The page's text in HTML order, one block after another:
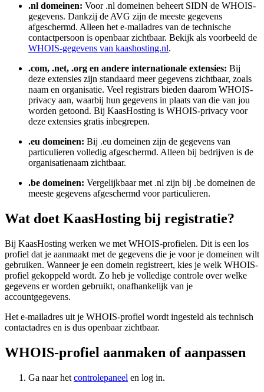
.nl domeinen: Voor .nl domeinen beheert SIDN de WHOIS-
gegevens. Dankzij de AVG zijn de meeste gegevens
afgeschermd. Alleen het e-mailadres van de technische
contactpersoon is openbaar zichtbaar. Bekijk als voorbeeld de
WHOIS-gegevens van kaashosting.nl.
.com, .net, .org en andere internationale extensies: Bij
deze extensies zijn standaard meer gegevens zichtbaar, zoals
naam en organisatie. Veel registrars bieden daarom WHOIS-
privacy aan, waarbij hun gegevens in plaats van die van jou
worden getoond. Bij KaasHosting is WHOIS-privacy voor
deze extensies gratis inbegrepen.
.eu domeinen: Bij .eu domeinen zijn de gegevens van
particulieren volledig afgeschermd. Alleen bij bedrijven is de
organisatienaam zichtbaar.
.be domeinen: Vergelijkbaar met .nl zijn bij .be domeinen de
meeste gegevens afgeschermd voor particulieren.
Wat doet KaasHosting bij registratie?
Bij KaasHosting werken we met WHOIS-profielen. Dit is een los
profiel dat je aanmaakt met de gegevens die je voor je domeinen wilt
gebruiken. Wanneer je een domein registreert, kies je welk WHOIS-
profiel gekoppeld wordt. Zo heb je volledige controle over welke
gegevens er worden gebruikt, onafhankelijk van je
accountgegevens.
Het e-mailadres uit je WHOIS-profiel wordt ingesteld als technisch
contactadres en is dus openbaar zichtbaar.
WHOIS-profiel aanmaken of aanpassen
Ga naar het controlepaneel en log in.